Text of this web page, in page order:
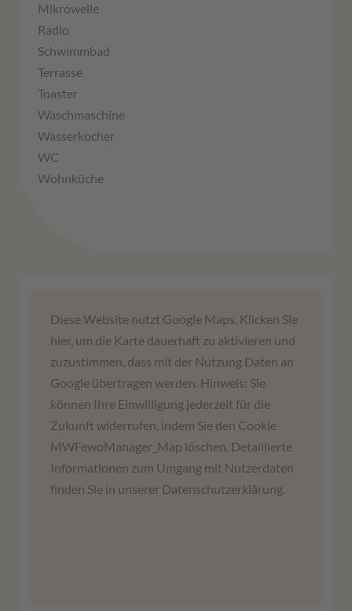
Mikrowelle
Radio
Schwimmbad
Terrasse
Toaster
Waschmaschine
Wasserkocher
WC
Wohnküche
Wir benötigen Ihre Zustimmung,
um den Google Maps-Service zu
laden!
Wir verwenden einen Service eines
Drittanbieters, um Karteninhalte einzubetten.
Dieser Service kann Daten zu Ihren Aktivitäten
sammeln. Bitte lesen Sie die Details durch und
stimmen Sie der Nutzung des Service zu, um
Diese Website nutzt Google Maps. Klicken Sie
hier, um die Karte dauerhaft zu aktivieren und
zuzustimmen, dass mit der Nutzung Daten an
Google übertragen werden. Hinweis: Sie
können Ihre Einwilligung jederzeit für die
Zukunft widerrufen, indem Sie den Cookie
MWFewoManager_Map löschen. Detaillierte
Informationen zum Umgang mit Nutzerdaten
finden Sie in unserer Datenschutzerklärung.